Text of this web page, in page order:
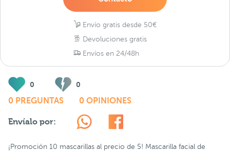
Envío gratis desde 50€
Devoluciones gratis
Envíos en 24/48h
0 0
0 PREGUNTAS 0 OPINIONES
Envíalo por:
¡Promoción 10 mascarillas al precio de 5! Mascarilla facial de